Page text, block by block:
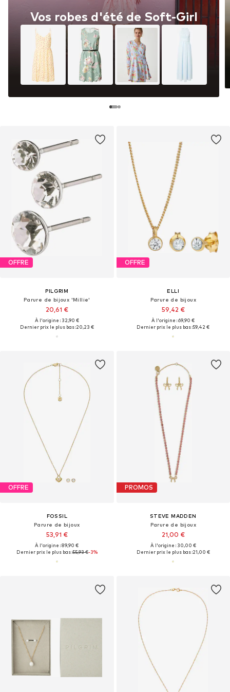
Vos robes d'été de Soft-Girl
OFFRE
PILGRIM
Parure de bijoux 'Millie'
20,61 €
À l'origine : 32,90 €
Dernier prix le plus bas :20,23 €
OFFRE
ELLI
Parure de bijoux
59,42 €
À l'origine : 69,90 €
Dernier prix le plus bas :59,42 €
OFFRE
FOSSIL
Parure de bijoux
53,91 €
À l'origine : 89,90 €
Dernier prix le plus bas :55,93 €-3%
PROMOS
STEVE MADDEN
Parure de bijoux
21,00 €
À l'origine : 30,00 €
Dernier prix le plus bas :21,00 €